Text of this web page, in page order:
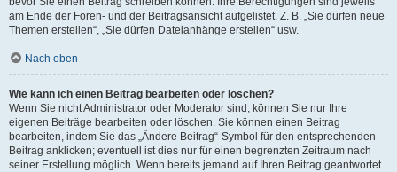
am Ende der Foren- und der Beitragsansicht aufgelistet. Z. B. „Sie dürfen neue
Themen erstellen“, „Sie dürfen Dateianhänge erstellen“ usw.
Nach oben
Wie kann ich einen Beitrag bearbeiten oder löschen?
Wenn Sie nicht Administrator oder Moderator sind, können Sie nur Ihre
eigenen Beiträge bearbeiten oder löschen. Sie können einen Beitrag
bearbeiten, indem Sie das „Ändere Beitrag“-Symbol für den entsprechenden
Beitrag anklicken; eventuell ist dies nur für einen begrenzten Zeitraum nach
seiner Erstellung möglich. Wenn bereits jemand auf Ihren Beitrag geantwortet